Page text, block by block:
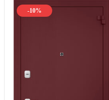
-10%